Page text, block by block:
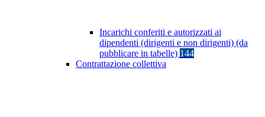
Incarichi conferiti e autorizzati ai
dipendenti (dirigenti e non dirigenti) (da
pubblicare in tabelle) 144
Contrattazione collettiva